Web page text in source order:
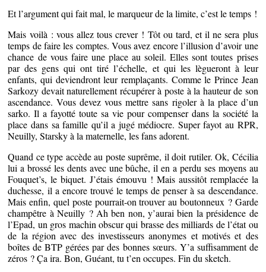
Et l’argument qui fait mal, le marqueur de la limite, c’est le temps !
Mais voilà : vous allez tous crever ! Tôt ou tard, et il ne sera plus
temps de faire les comptes. Vous avez encore l’illusion d’avoir une
chance de vous faire une place au soleil. Elles sont toutes prises
par des gens qui ont tiré l’échelle, et qui les lègueront à leur
enfants, qui deviendront leur remplaçants. Comme le Prince Jean
Sarkozy devait naturellement récupérer à poste à la hauteur de son
ascendance. Vous devez vous mettre sans rigoler à la place d’un
sarko. Il a fayotté toute sa vie pour compenser dans la société la
place dans sa famille qu’il a jugé médiocre. Super fayot au RPR,
Neuilly, Starsky à la maternelle, les fans adorent.
Quand ce type accède au poste suprême, il doit rutiler. Ok, Cécilia
lui a brossé les dents avec une bûche, il en a perdu ses moyens au
Fouquet’s, le biquet. J’étais émouvu ! Mais aussitôt remplacée la
duchesse, il a encore trouvé le temps de penser à sa descendance.
Mais enfin, quel poste pourrait-on trouver au boutonneux ? Garde
champêtre à Neuilly ? Ah ben non, y’aurai bien la présidence de
l’Epad, un gros machin obscur qui brasse des milliards de l’état ou
de la région avec des investisseurs anonymes et motivés et des
boîtes de BTP gérées par des bonnes sœurs. Y’a suffisamment de
zéros ? Ça ira. Bon, Guéant, tu t’en occupes. Fin du sketch.